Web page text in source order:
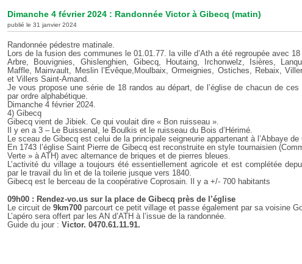
Dimanche 4 février 2024 : Randonnée Victor à Gibecq (matin)
publié le 31 janvier 2024
Randonnée pédestre matinale.
Lors de la fusion des communes le 01.01.77. la ville d’Ath a été regroupée avec
Arbre, Bouvignies, Ghislenghien, Gibecq, Houtaing, Irchonwelz, Isières,
Maffle, Mainvault, Meslin l’Evêque,Moulbaix, Ormeignies, Ostiches, Rebaix,
et Villers Saint-Amand.
Je vous propose une série de 18 randos au départ, de l’église de chacun de
par ordre alphabétique.
Dimanche 4 février 2024.
4) Gibecq
Gibecq vient de Jibiek. Ce qui voulait dire « Bon ruisseau ».
Il y en a 3 – Le Buissenal, le Boulkis et le ruisseau du Bois d’Hérimé.
Le sceau de Gibecq est celui de la principale seigneurie appartenant à l’Abbaye de
En 1743 l’église Saint Pierre de Gibecq est reconstruite en style tournaisien
Verte » à ATH) avec alternance de briques et de pierres bleues.
L’activité du village a toujours été essentiellement agricole et est complétée
par le travail du lin et de la toilerie jusque vers 1840.
Gibecq est le berceau de la coopérative Coprosain. Il y a +/- 700 habitants
09h00 : Rendez-vo.us sur la place de Gibecq près de l’église
Le circuit de 9km700 parcourt ce petit village et passe également par sa voisine
L’apéro sera offert par les AN d’ATH à l’issue de la randonnée.
Guide du jour :Victor. 0470.61.11.91.